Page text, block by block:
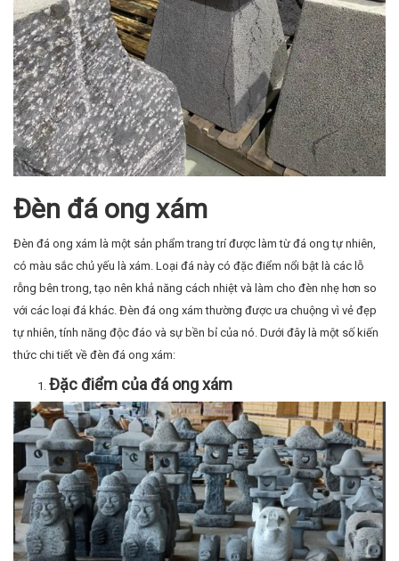
Đèn đá ong xám
Đèn đá ong xám là một sản phẩm trang trí được làm từ đá ong tự nhiên,
có màu sắc chủ yếu là xám. Loại đá này có đặc điểm nổi bật là các lỗ
rỗng bên trong, tạo nên khả năng cách nhiệt và làm cho đèn nhẹ hơn so
với các loại đá khác. Đèn đá ong xám thường được ưa chuộng vì vẻ đẹp
tự nhiên, tính năng độc đáo và sự bền bỉ của nó. Dưới đây là một số kiến
thức chi tiết về đèn đá ong xám:
Đặc điểm của đá ong xám
Đá ong xám là loại đá tự nhiên, có các lỗ rỗng nhỏ trên bề mặt, giúp giảm
trọng lượng của đá và làm cho nó dễ dàng sử dụng trong các sản phẩm
trang trí.